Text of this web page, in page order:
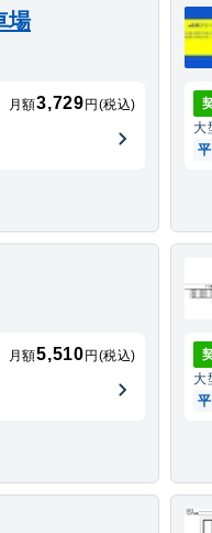
場
月額3,729 円(税込)
大
月額5,510 円(税込)
大